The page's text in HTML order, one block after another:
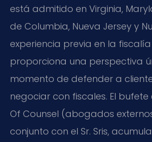
está admitido en Virginia,
de Columbia, Nueva Jersey y
experiencia previa en la
proporciona una perspectiva
momento de defender a
negociar con fiscales. El
Of Counsel (abogados
conjunto con el Sr. Sris,